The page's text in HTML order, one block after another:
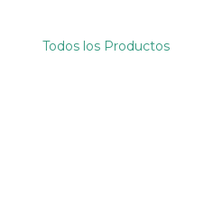
Todos los Productos